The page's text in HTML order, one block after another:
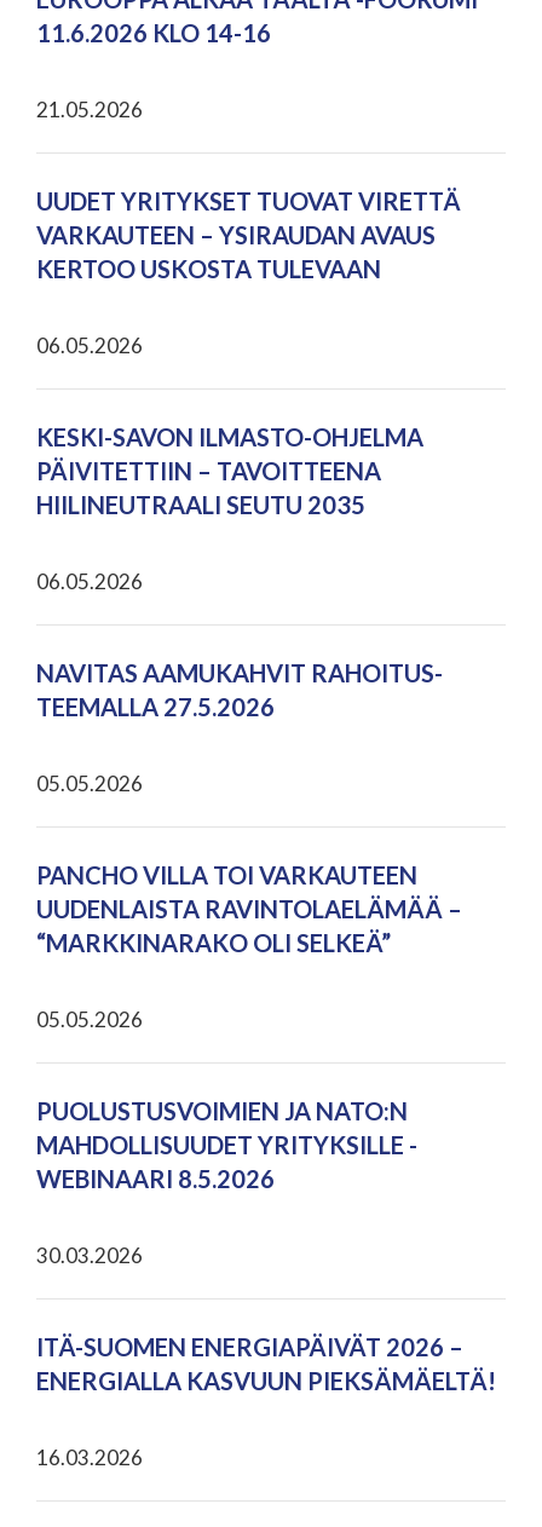
11.6.2026 KLO 14-16
21.05.2026
UUDET YRITYKSET TUOVAT VIRETTÄ
VARKAUTEEN – YSIRAUDAN AVAUS
KERTOO USKOSTA TULEVAAN
06.05.2026
KESKI-SAVON ILMASTO-OHJELMA
PÄIVITETTIIN – TAVOITTEENA
HIILINEUTRAALI SEUTU 2035
06.05.2026
NAVITAS AAMUKAHVIT RAHOITUS-
TEEMALLA 27.5.2026
05.05.2026
PANCHO VILLA TOI VARKAUTEEN
UUDENLAISTA RAVINTOLAELÄMÄÄ –
“MARKKINARAKO OLI SELKEÄ”
05.05.2026
PUOLUSTUSVOIMIEN JA NATO:N
MAHDOLLISUUDET YRITYKSILLE -
WEBINAARI 8.5.2026
30.03.2026
ITÄ-SUOMEN ENERGIAPÄIVÄT 2026 –
ENERGIALLA KASVUUN PIEKSÄMÄELTÄ!
16.03.2026